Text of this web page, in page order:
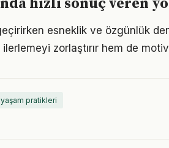
hızlı sonuç veren
esneklik ve özgünlük
zorlaştırır hem de
pratikleri